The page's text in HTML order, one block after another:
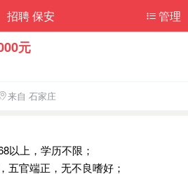
管理
招聘 保安
元
来自 石家庄
以上，学历不限；
五官端正，无不良嗜好；